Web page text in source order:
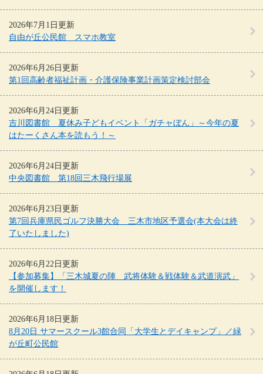
2026年7月1日更新
自由が丘公民館 スマホ教室
2026年6月26日更新
第1回高齢者福祉計画・介護保険事業計画策定検討部会
2026年6月24日更新
吉川図書館 夏休み子どもイベント「ガチャぼん」～今年の夏
はたーくさん本を読もう！～
2026年6月24日更新
中央図書館 第18回三木飛行場展
2026年6月23日更新
第7回兵庫県民ゴルフ決勝大会 三木市地区予選会(本大会は終
了いたしました)
2026年6月22日更新
【参加募集】「三木城夏の陣 武将体験＆戦体験＆武道演武」
を開催します！
2026年6月18日更新
8月20日 サマースクール3館合同「大学生とデイキャンプ」／緑
が丘町公民館